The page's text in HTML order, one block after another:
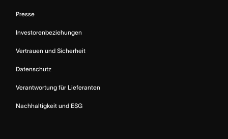
Presse
Investorenbeziehungen
Vertrauen und Sicherheit
Datenschutz
Verantwortung für Lieferanten
Nachhaltigkeit und ESG